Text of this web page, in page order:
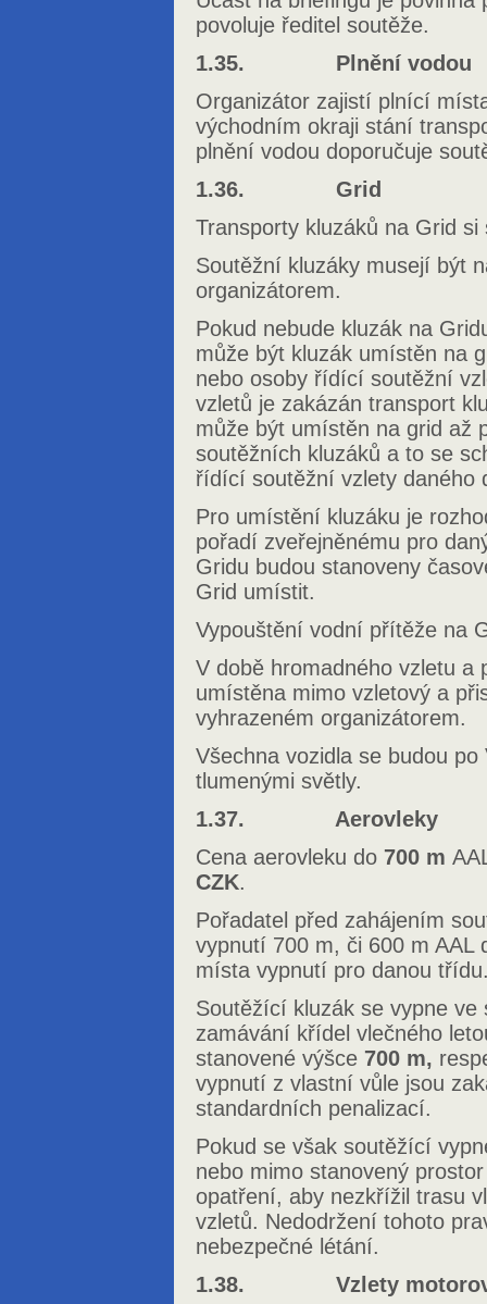
povoluje ředitel soutěže.
1.35. Plnění vodou
Organizátor zajistí plnící
východním okraji stání
plnění vodou doporučuje
1.36. Grid
Transporty kluzáků na Grid
Soutěžní kluzáky musejí být
organizátorem.
Pokud nebude kluzák na
může být kluzák umístěn na
nebo osoby řídící soutěžní
vzletů je zakázán transport
může být umístěn na grid až
soutěžních kluzáků a to se
řídící soutěžní vzlety daného
Pro umístění kluzáku je
pořadí zveřejněnému pro
Gridu budou stanoveny
Grid umístit.
Vypouštění vodní přítěže na
V době hromadného vzletu a
umístěna mimo vzletový a
vyhrazeném organizátorem.
Všechna vozidla se budou
tlumenými světly.
1.37. Aerovleky
Cena aerovleku do 700 m
CZK.
Pořadatel před zahájením
vypnutí 700 m, či 600 m AAL
místa vypnutí pro danou
Soutěžící kluzák se vypne
zamávání křídel vlečného
stanovené výšce 700 m,
vypnutí z vlastní vůle jsou
standardních penalizací.
Pokud se však soutěžící
nebo mimo stanovený
opatření, aby nezkřížil trasu
vzletů. Nedodržení tohoto
nebezpečné létání.
1.38. Vzlety